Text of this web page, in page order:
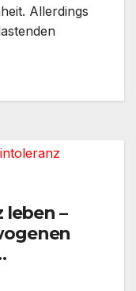
Allerdings
–